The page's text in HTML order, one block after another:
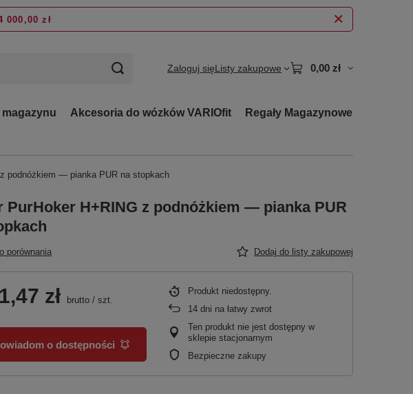
000,00 zł
Zaloguj sięListy zakupowe 0,00 zł
magazynu Akcesoria do wózków VARIOfit
Regały Magazynowe
podnóżkiem — pianka PUR na stopkach
PurHoker H+RING z podnóżkiem — pianka PUR
porównania Dodaj do listy zakupowej
zł brutto / szt.
o dostępności
Produkt niedostępny
14 dni na łatwy zwrot
Ten produkt nie jest dostępny w
sklepie stacjonarnym
Bezpieczne zakupy